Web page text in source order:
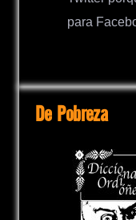
para
De Pobreza